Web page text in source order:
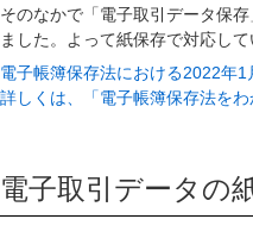
そのなかで「電子取引データ保
ました。よって紙保存で対応し
電子帳簿保存法における2022年
詳しくは、「電子帳簿保存法を
電子取引データの